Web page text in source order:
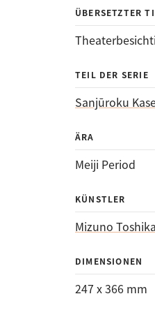
ÜBERSETZTER
TEIL DER SERIE
Sanjūroku
ÄRA
Meiji Period
KÜNSTLER
Mizuno
DIMENSIONEN
247 x 366 mm